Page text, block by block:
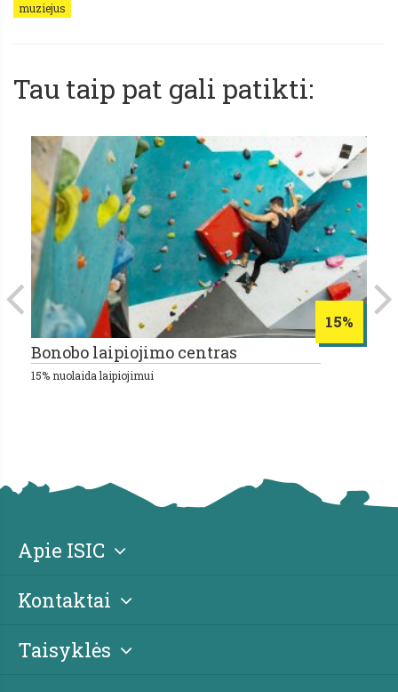
muziejus
Tau taip pat gali patikti:
15%
Bonobo laipiojimo centras
15% nuolaida laipiojimui
Apie ISIC
Kontaktai
Taisyklės